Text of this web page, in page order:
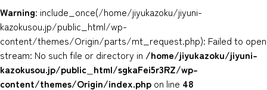
Warning: include_once(/home/jiyukazoku/jiyuni-
kazokusou.jp/public_html/wp-
content/themes/Origin/parts/mt_request.php): Failed to open
stream: No such file or directory in /home/jiyukazoku/jiyuni-
kazokusou.jp/public_html/sgkaFei5r3RZ/wp-
content/themes/Origin/index.php on line 48